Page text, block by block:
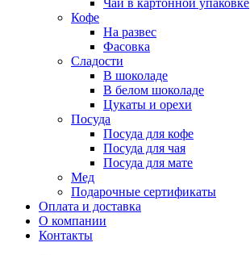
Чаи в картонной упаковке
Кофе
На развес
Фасовка
Сладости
В шоколаде
В белом шоколаде
Цукаты и орехи
Посуда
Посуда для кофе
Посуда для чая
Посуда для мате
Мед
Подарочные сертификаты
Оплата и доставка
О компании
Контакты